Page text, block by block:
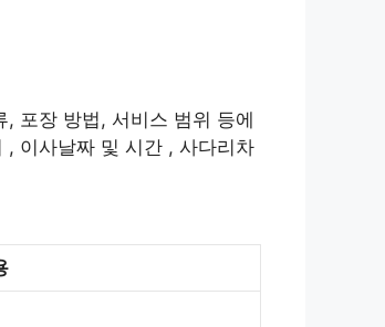
포장 방법, 서비스 범위 등에
이사날짜 및 시간 , 사다리차